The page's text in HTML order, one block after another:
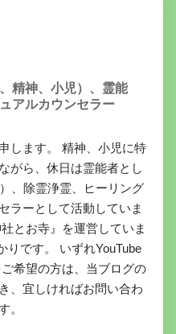
精神、小児）、霊能
アルカウンセラー
します。 精神、小児に特
がら、休日は霊能者とし
、除霊浄霊、ヒーリング
ラーとして活動していま
とお寺』を運営していま
りです。 いずれYouTube
希望の方は、当ブログの
、宜しければお問い合わ
。